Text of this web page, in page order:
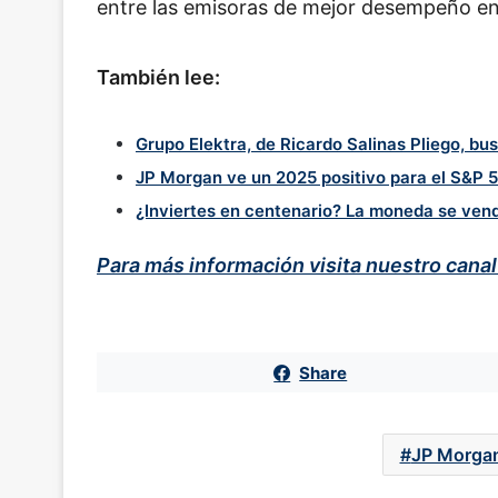
entre las emisoras de mejor desempeño
También lee:
Grupo Elektra, de Ricardo Salinas Pliego,
JP Morgan ve un 2025 positivo para el S&P
¿Inviertes en centenario? La moneda se
Para más información visita nuestro
Share
JP